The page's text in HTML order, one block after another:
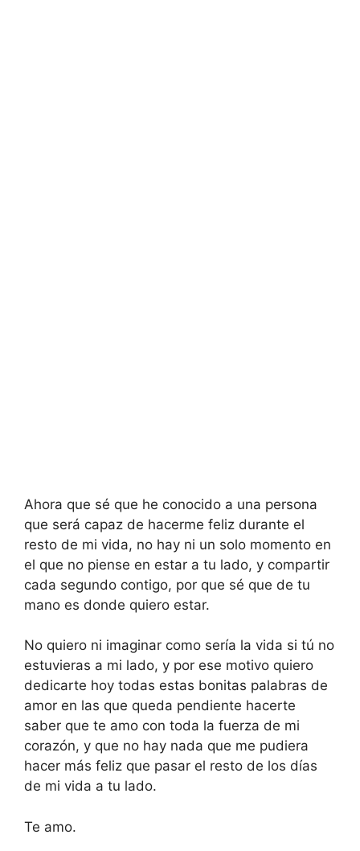
Ahora que sé que he conocido a una persona
que será capaz de hacerme feliz durante el
resto de mi vida, no hay ni un solo momento en
el que no piense en estar a tu lado, y compartir
cada segundo contigo, por que sé que de tu
mano es donde quiero estar.
No quiero ni imaginar como sería la vida si tú no
estuvieras a mi lado, y por ese motivo quiero
dedicarte hoy todas estas bonitas palabras de
amor en las que queda pendiente hacerte
saber que te amo con toda la fuerza de mi
corazón, y que no hay nada que me pudiera
hacer más feliz que pasar el resto de los días
de mi vida a tu lado.
Te amo.